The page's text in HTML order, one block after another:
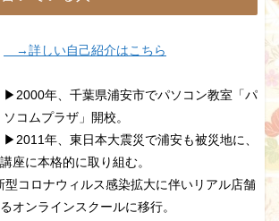
→詳しい自己紹介はこちら
▶2000年、千葉県浦安市でパソコン教室「パ
ソコムプラザ」開校。
▶2011年、東日本大震災で浦安も被災地に、
座に本格的に取り組む。
コロナウィルス感染拡大に伴いリアル店舗
オンラインスクールに移行。